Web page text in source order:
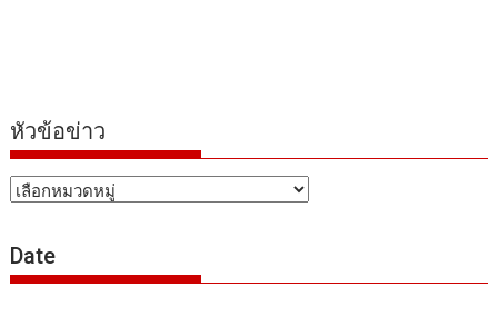
หัวข้อข่าว
หัวข้อ
Date